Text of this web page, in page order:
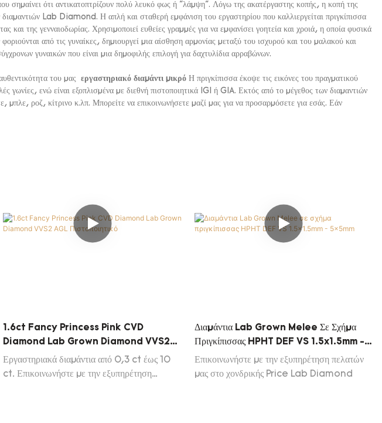
σημαίνει ότι αντικατοπτρίζουν πολύ λευκό φως ή "λάμψη". Λόγω της ακατέργαστης κοπής, η κοπή της
Lab Diamond. Η απλή και σταθερή εμφάνιση του εργαστηρίου που καλλιεργείται πριγκίπισσα
και της γενναιοδωρίας. Χρησιμοποιεί ευθείες γραμμές για να εμφανίσει γοητεία και χροιά, η οποία φυσικά
από τις γυναίκες, δημιουργεί μια αίσθηση αρμονίας μεταξύ του ισχυρού και του μαλακού και
γυναικών που είναι μια δημοφιλής επιλογή για δαχτυλίδια αρραβώνων.
του μας εργαστηριακό διαμάντιμικρόΗ πριγκίπισσα έκοψε τις εικόνες του πραγματικού
γωνίες, ενώ είναι εξοπλισμένα με διεθνή πιστοποιητικά IGI ή GIA. Εκτός από το μέγεθος των διαμαντιών
ροζ, κίτρινο κ.λπ. Μπορείτε να επικοινωνήσετε μαζί μας για να προσαρμόσετε για εσάς. Εάν
1.6ct Fancy Princess Pink CVD
Diamond Lab Grown Diamond VVS2
AGL Πιστοποιητικό
Εργαστηριακά διαμάντια από 0,3 ct έως 10
ct. Επικοινωνήστε με την εξυπηρέτηση
Διαμάντια Lab Grown Melee Σε Σχήμα
Πριγκίπισσας HPHT DEF VS 1.5x1.5mm -
5x5mm
Επικοινωνήστε με την εξυπηρέτηση πελατών
μας στο χονδρικής Price Lab Diamond